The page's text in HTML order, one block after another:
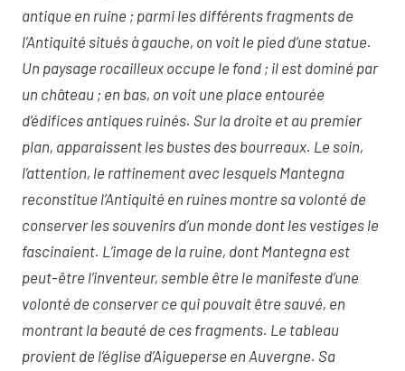
antique en ruine ; parmi les différents fragments de
l’Antiquité situés à gauche, on voit le pied d’une statue.
Un paysage rocailleux occupe le fond ; il est dominé par
un château ; en bas, on voit une place entourée
d’édifices antiques ruinés. Sur la droite et au premier
plan, apparaissent les bustes des bourreaux. Le soin,
l’attention, le raffinement avec lesquels Mantegna
reconstitue l’Antiquité en ruines montre sa volonté de
conserver les souvenirs d’un monde dont les vestiges le
fascinaient. L’image de la ruine, dont Mantegna est
peut-être l’inventeur, semble être le manifeste d’une
volonté de conserver ce qui pouvait être sauvé, en
montrant la beauté de ces fragments. Le tableau
provient de l’église d’Aigueperse en Auvergne. Sa